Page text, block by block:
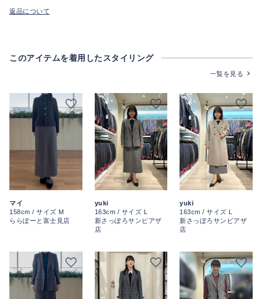
返品について
このアイテムを着用したスタイリング
一覧を見る
マイ
158cm / サイズ M
ららぽーと富士見店
yuki
163cm / サイズ L
新さっぽろサンピアザ
店
yuki
163cm / サイズ L
新さっぽろサンピアザ
店